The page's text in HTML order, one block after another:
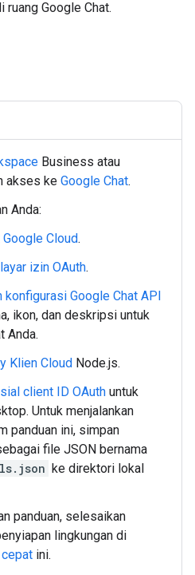
Google Chat.
Business atau
akses ke Google Chat.
Anda:
Cloud.
izin OAuth.
konfigurasi Google Chat API
ikon, dan deskripsi untuk
Anda.
Klien Cloud Node.js.
client ID OAuth untuk
Untuk menjalankan
panduan ini, simpan
file JSON bernama
ke direktori lokal
panduan, selesaikan
lingkungan di
ini.